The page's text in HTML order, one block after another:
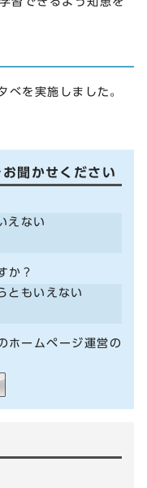
を実施しました。
聞かせください
えない
か？
ともいえない
ホームページ運営の